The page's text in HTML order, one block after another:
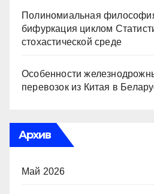
Полиномиальная
бифуркация циклом
стохастической среде
Особенности
перевозок из Китая в
Архив
Май 2026